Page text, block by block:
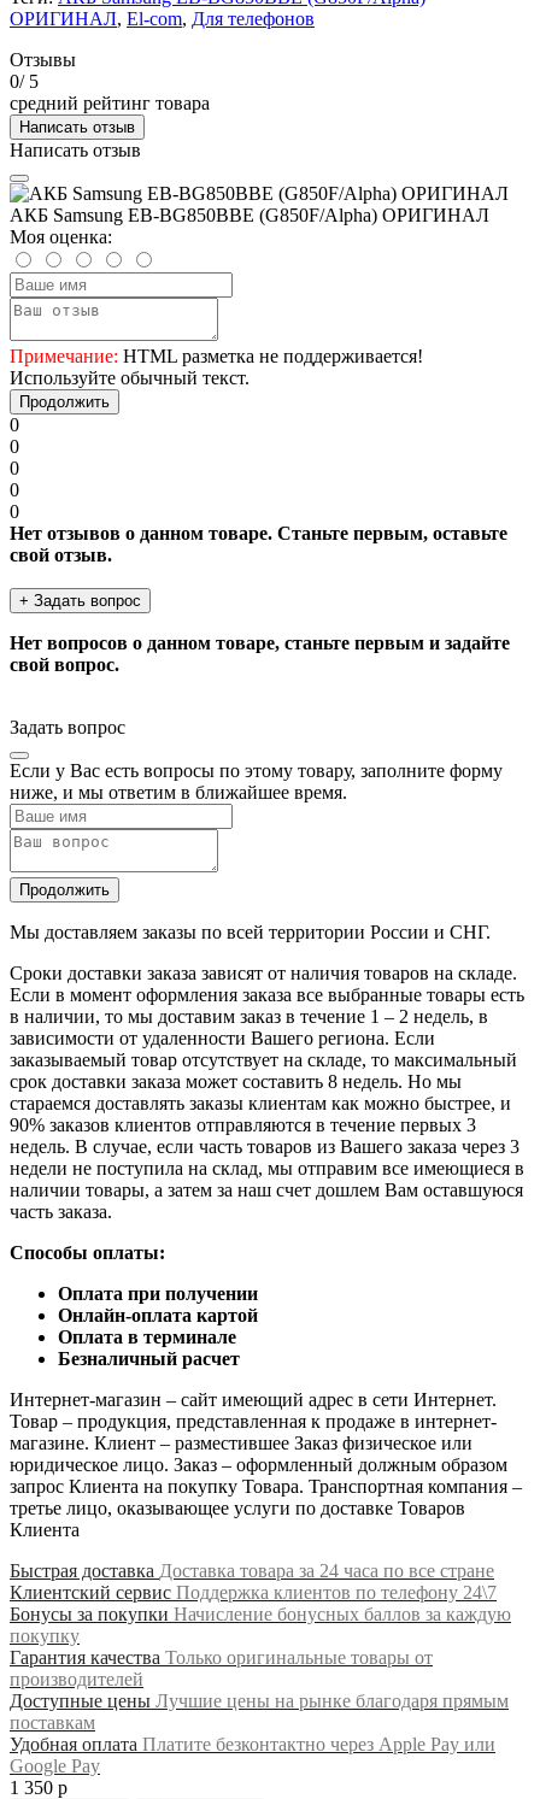
ОРИГИНАЛ, El-com, Для телефонов
Отзывы
0/ 5
средний рейтинг товара
Написать отзыв
Написать отзыв
АКБ Samsung EB-BG850BBE (G850F/Alpha) ОРИГИНАЛ
Моя оценка:
Примечание: HTML разметка не поддерживается!
Используйте обычный текст.
Продолжить
0
0
0
0
0
Нет отзывов о данном товаре. Станьте первым, оставьте
свой отзыв.
+ Задать вопрос
Нет вопросов о данном товаре, станьте первым и задайте
свой вопрос.
Задать вопрос
Если у Вас есть вопросы по этому товару, заполните форму
ниже, и мы ответим в ближайшее время.
Продолжить
Мы доставляем заказы по всей территории России и СНГ.
Сроки доставки заказа зависят от наличия товаров на складе.
Если в момент оформления заказа все выбранные товары есть
в наличии, то мы доставим заказ в течение 1 – 2 недель, в
зависимости от удаленности Вашего региона. Если
заказываемый товар отсутствует на складе, то максимальный
срок доставки заказа может составить 8 недель. Но мы
стараемся доставлять заказы клиентам как можно быстрее, и
90% заказов клиентов отправляются в течение первых 3
недель. В случае, если часть товаров из Вашего заказа через 3
недели не поступила на склад, мы отправим все имеющиеся в
наличии товары, а затем за наш счет дошлем Вам оставшуюся
часть заказа.
Способы оплаты:
Оплата при получении
Онлайн-оплата картой
Оплата в терминале
Безналичный расчет
Интернет-магазин – сайт имеющий адрес в сети Интернет.
Товар – продукция, представленная к продаже в интернет-
магазине. Клиент – разместившее Заказ физическое или
юридическое лицо. Заказ – оформленный должным образом
запрос Клиента на покупку Товара. Транспортная компания –
третье лицо, оказывающее услуги по доставке Товаров
Клиента
Быстрая доставка Доставка товара за 24 часа по все стране
Клиентский сервис Поддержка клиентов по телефону 24\7
Бонусы за покупки Начисление бонусных баллов за каждую
покупку
Гарантия качества Только оригинальные товары от
производителей
Доступные цены Лучшие цены на рынке благодаря прямым
поставкам
Удобная оплата Платите безконтактно через Apple Pay или
Google Pay
1 350 р